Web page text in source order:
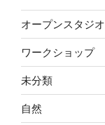
オープンスタジオ
ワークショップ
未分類
自然